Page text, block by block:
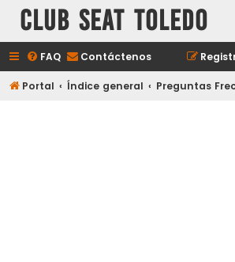
Club Seat Toledo
FAQ Contáctenos
Portal Índice general Preguntas